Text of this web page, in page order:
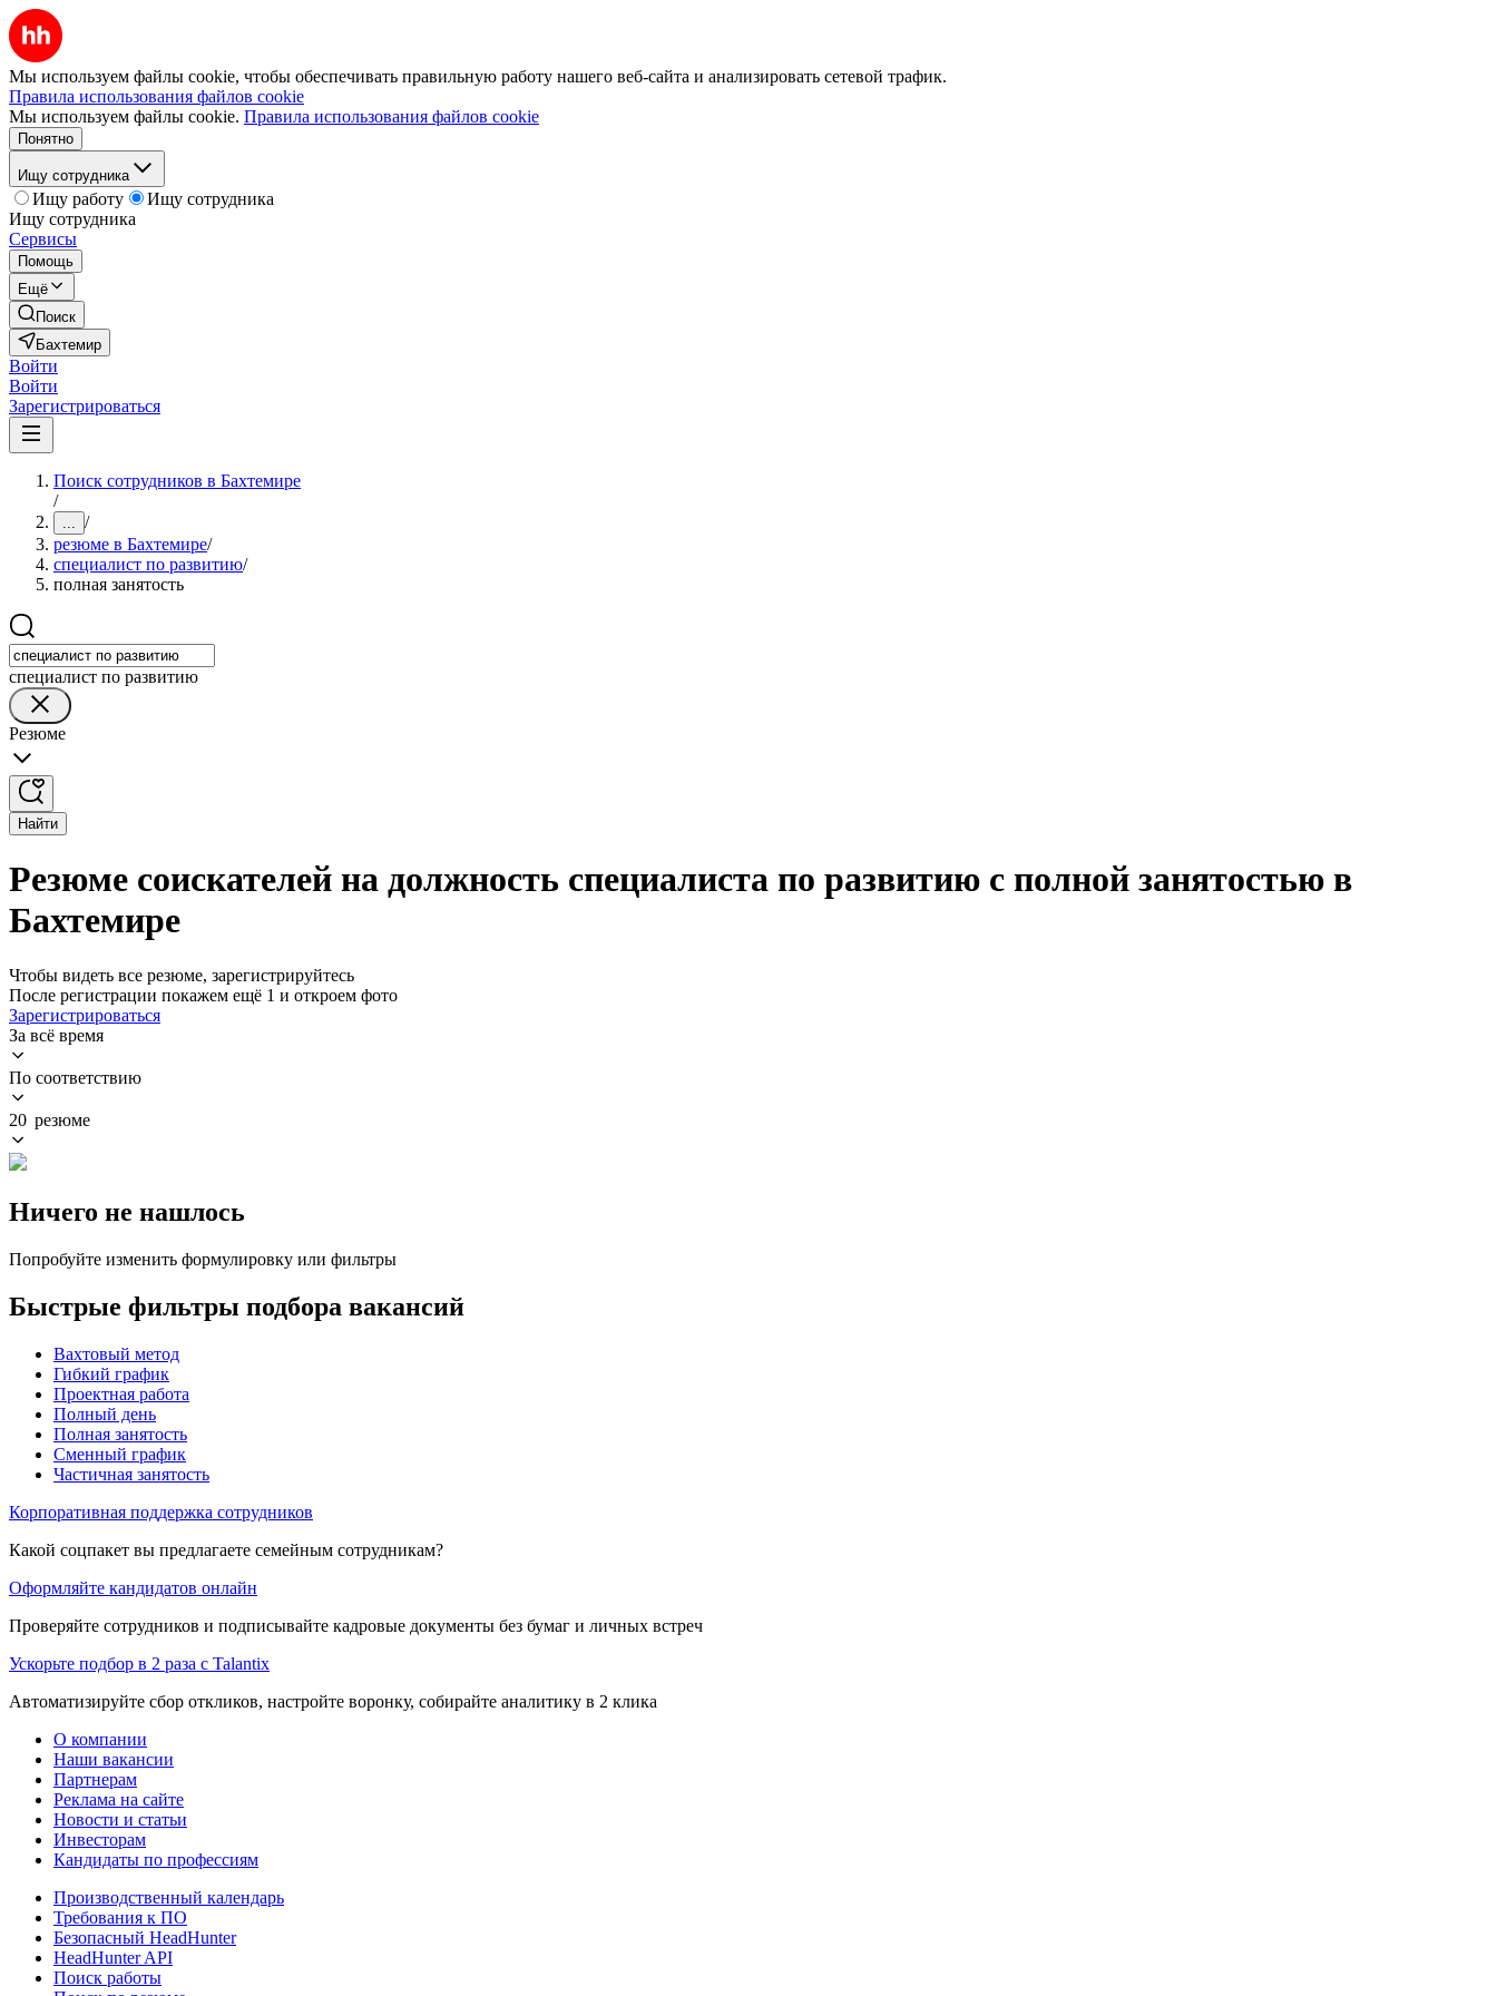
Мы используем файлы cookie, чтобы обеспечивать правильную работу нашего веб-сайта и анализировать сетевой трафик.
Правила использования файлов cookie
Мы используем файлы cookie. Правила использования файлов cookie
Понятно
Ищу сотрудника
Ищу работу
Ищу сотрудника
Ищу сотрудника
Сервисы
Помощь
Ещё
Поиск
Бахтемир
Войти
Войти
Зарегистрироваться
Поиск сотрудников в Бахтемире
/
... /
резюме в Бахтемире/
специалист по развитию/
полная занятость
специалист по развитию
Резюме
Найти
Резюме соискателей на должность специалиста по развитию с полной занятостью в
Бахтемире
Чтобы видеть все резюме, зарегистрируйтесь
После регистрации покажем ещё 1 и откроем фото
Зарегистрироваться
За всё время
По соответствию
20 резюме
Ничего не нашлось
Попробуйте изменить формулировку или фильтры
Быстрые фильтры подбора вакансий
Вахтовый метод
Гибкий график
Проектная работа
Полный день
Полная занятость
Сменный график
Частичная занятость
Корпоративная поддержка сотрудников
Какой соцпакет вы предлагаете семейным сотрудникам?
Оформляйте кандидатов онлайн
Проверяйте сотрудников и подписывайте кадровые документы без бумаг и личных встреч
Ускорьте подбор в 2 раза с Talantix
Автоматизируйте сбор откликов, настройте воронку, собирайте аналитику в 2 клика
О компании
Наши вакансии
Партнерам
Реклама на сайте
Новости и статьи
Инвесторам
Кандидаты по профессиям
Производственный календарь
Требования к ПО
Безопасный HeadHunter
HeadHunter API
Поиск работы